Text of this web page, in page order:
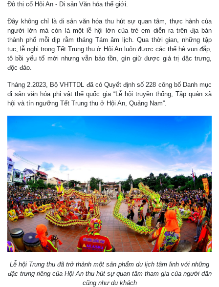
Đô thị cổ Hội An - Di sản Văn hóa thế giới.
Đây không chỉ là di sản văn hóa thu hút sự quan tâm, thực hành của
người lớn mà còn là một lễ hội lớn của trẻ em diễn ra trên địa bàn
thành phố mỗi dịp rằm tháng Tám âm lịch. Qua thời gian, những tập
tục, lễ nghi trong Tết Trung thu ở Hội An luôn được các thế hệ vun đắp,
tô bồi yếu tố mới nhưng vẫn bảo tồn, gìn giữ được giá trị đặc trưng,
độc đáo.
Tháng 2.2023, Bộ VHTTDL đã có Quyết định số 228 công bố Danh mục
di sản văn hóa phi vật thể quốc gia “Lễ hội truyền thống, Tập quán xã
hội và tín ngưỡng Tết Trung thu ở Hội An, Quảng Nam”.
Lễ hội Trung thu đã trở thành một sản phẩm du lịch tâm linh với những
đặc trưng riêng của Hội An thu hút sự quan tâm tham gia của người dân
cũng như du khách